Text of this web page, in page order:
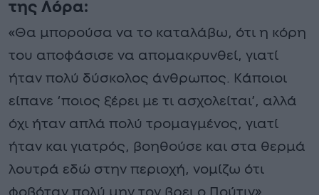
της Λόρα:
«Θα μπορούσα να το καταλάβω, ότι η κόρη
του αποφάσισε να απομακρυνθεί, γιατί
ήταν πολύ δύσκολος άνθρωπος. Κάποιοι
είπανε ‘ποιος ξέρει με τι ασχολείται’, αλλά
όχι ήταν απλά πολύ τρομαγμένος, γιατί
ήταν και γιατρός, βοηθούσε και στα θερμά
λουτρά εδώ στην περιοχή, νομίζω ότι